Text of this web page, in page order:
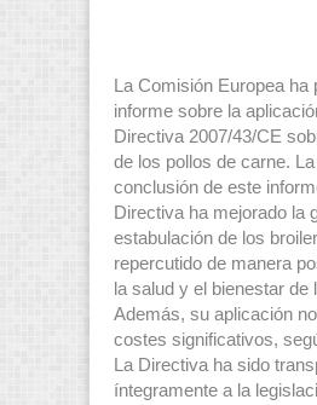
La Comisión Europea
informe sobre la
Directiva 2007/43/CE
de los pollos de carne. La
conclusión de este
Directiva ha mejorado la
estabulación de los
repercutido de manera
la salud y el bienestar de
Además, su aplicación
costes significativos,
La Directiva ha sido
íntegramente a la